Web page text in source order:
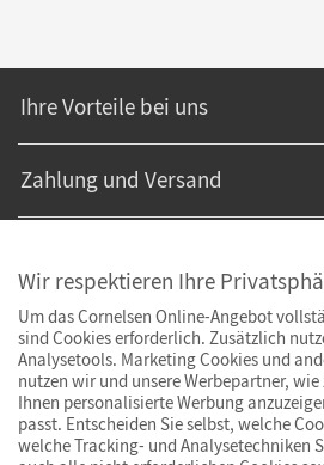
Ihre Vorteile bei uns
Zahlung und Versand
Wir respektieren Ihre
Um das Cornelsen Online-Angebot
sind Cookies erforderlich. Zusätzlich
Analysetools. Marketing Cookies und
nutzen wir und unsere Werbepartner,
Ihnen personalisierte Werbung
passt. Entscheiden Sie selbst, welche
welche Tracking- und Analysetechniken